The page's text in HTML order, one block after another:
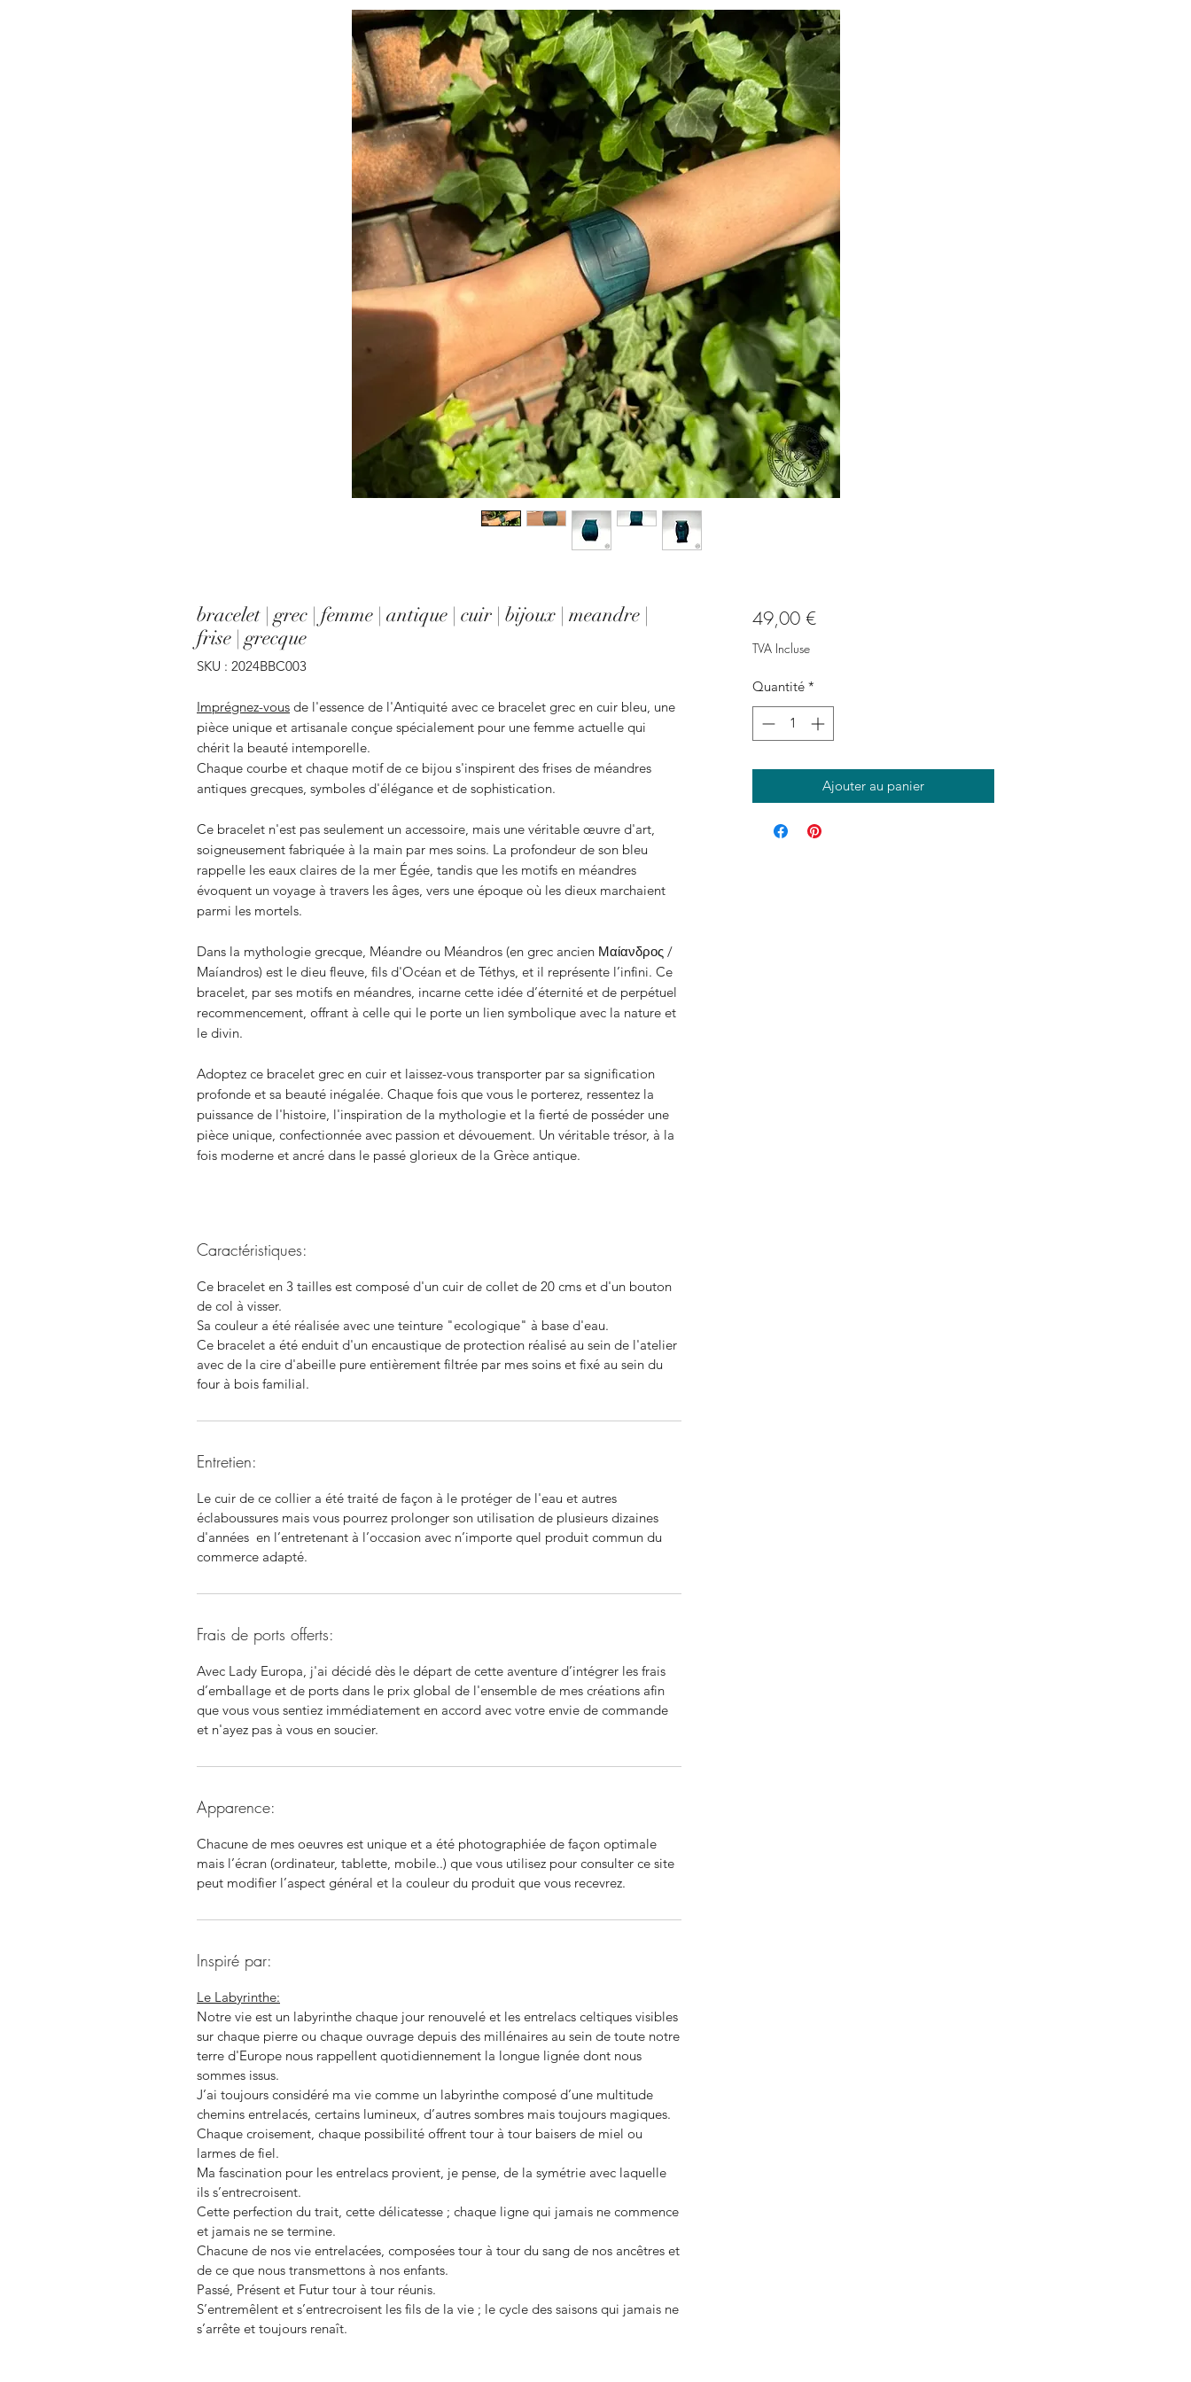
bracelet | grec | femme | antique | cuir | bijoux | meandre |
frise | grecque
SKU : 2024BBC003
Imprégnez-vous de l'essence de l'Antiquité avec ce bracelet grec en cuir bleu, une
pièce unique et artisanale conçue spécialement pour une femme actuelle qui
chérit la beauté intemporelle.
Chaque courbe et chaque motif de ce bijou s'inspirent des frises de méandres
antiques grecques, symboles d'élégance et de sophistication.
Ce bracelet n'est pas seulement un accessoire, mais une véritable œuvre d'art,
soigneusement fabriquée à la main par mes soins. La profondeur de son bleu
rappelle les eaux claires de la mer Égée, tandis que les motifs en méandres
évoquent un voyage à travers les âges, vers une époque où les dieux marchaient
parmi les mortels.
Dans la mythologie grecque, Méandre ou Méandros (en grec ancien Μαίανδρος /
Maíandros) est le dieu fleuve, fils d'Océan et de Téthys, et il représente l’infini. Ce
bracelet, par ses motifs en méandres, incarne cette idée d’éternité et de perpétuel
recommencement, offrant à celle qui le porte un lien symbolique avec la nature et
le divin.
Adoptez ce bracelet grec en cuir et laissez-vous transporter par sa signification
profonde et sa beauté inégalée. Chaque fois que vous le porterez, ressentez la
puissance de l'histoire, l'inspiration de la mythologie et la fierté de posséder une
pièce unique, confectionnée avec passion et dévouement. Un véritable trésor, à la
fois moderne et ancré dans le passé glorieux de la Grèce antique.
Caractéristiques:
Ce bracelet en 3 tailles est composé d'un cuir de collet de 20 cms et d'un bouton
de col à visser.
Sa couleur a été réalisée avec une teinture "ecologique" à base d'eau.
Ce bracelet a été enduit d'un encaustique de protection réalisé au sein de l'atelier
avec de la cire d'abeille pure entièrement filtrée par mes soins et fixé au sein du
four à bois familial.
Entretien:
Le cuir de ce collier a été traité de façon à le protéger de l'eau et autres
éclaboussures mais vous pourrez prolonger son utilisation de plusieurs dizaines
d'années en l’entretenant à l’occasion avec n’importe quel produit commun du
commerce adapté.
Frais de ports offerts:
Avec Lady Europa, j'ai décidé dès le départ de cette aventure d’intégrer les frais
d’emballage et de ports dans le prix global de l'ensemble de mes créations afin
que vous vous sentiez immédiatement en accord avec votre envie de commande
et n'ayez pas à vous en soucier.
Apparence:
Chacune de mes oeuvres est unique et a été photographiée de façon optimale
mais l’écran (ordinateur, tablette, mobile..) que vous utilisez pour consulter ce site
peut modifier l’aspect général et la couleur du produit que vous recevrez.
Inspiré par:
Le Labyrinthe:
Notre vie est un labyrinthe chaque jour renouvelé et les entrelacs celtiques visibles
sur chaque pierre ou chaque ouvrage depuis des millénaires au sein de toute notre
terre d'Europe nous rappellent quotidiennement la longue lignée dont nous
sommes issus.
J’ai toujours considéré ma vie comme un labyrinthe composé d’une multitude
chemins entrelacés, certains lumineux, d’autres sombres mais toujours magiques.
Chaque croisement, chaque possibilité offrent tour à tour baisers de miel ou
larmes de fiel.
Ma fascination pour les entrelacs provient, je pense, de la symétrie avec laquelle
ils s’entrecroisent.
Cette perfection du trait, cette délicatesse ; chaque ligne qui jamais ne commence
et jamais ne se termine.
Chacune de nos vie entrelacées, composées tour à tour du sang de nos ancêtres et
de ce que nous transmettons à nos enfants.
Passé, Présent et Futur tour à tour réunis.
S’entremêlent et s’entrecroisent les fils de la vie ; le cycle des saisons qui jamais ne
s’arrête et toujours renaît.
49,00 €Prix
TVA Incluse
Quantité *
Ajouter au panier